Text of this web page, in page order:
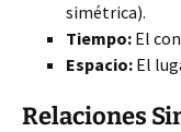
simétrica).
Tiempo: El
Espacio: El
Relaciones